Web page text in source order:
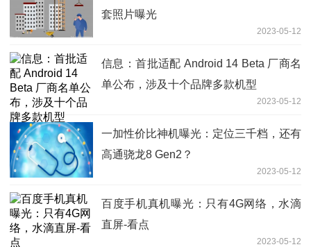
套照片曝光
2023-05-12
信息：首批适配 Android 14 Beta 厂商名
单公布，涉及十个品牌多款机型
2023-05-12
一加性价比神机曝光：定位三千档，还有
高通骁龙8 Gen2？
2023-05-12
百度手机真机曝光：只有4G网络，水滴
直屏-看点
2023-05-12